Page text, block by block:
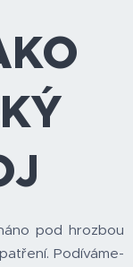
pod hrozbou
Podíváme-